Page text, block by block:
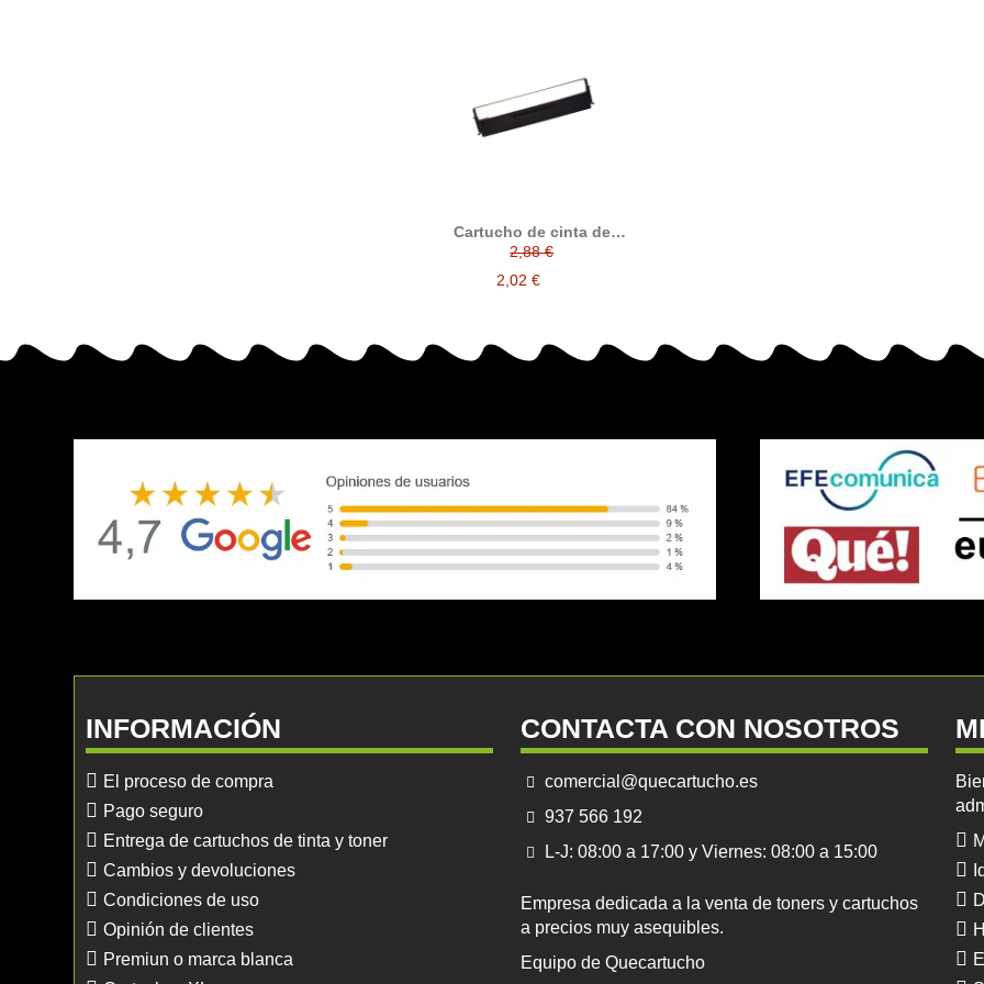
Cartucho de cinta de
nailon Epson ERC19 /
LQ300 / LQ800 alternativo a
Epson C13S015021
2,88 €
2,02 €
INFORMACIÓN
El proceso de compra
Pago seguro
Entrega de cartuchos de tinta y toner
Cambios y devoluciones
Condiciones de uso
Opinión de clientes
Premiun o marca blanca
CONTACTA CON NOSOTROS
comercial@quecartucho.es
937 566 192
L-J: 08:00 a 17:00 y Viernes: 08:00 a 15:00
Empresa dedicada a la venta de toners y cartuchos
a precios muy asequibles.
Equipo de Quecartucho